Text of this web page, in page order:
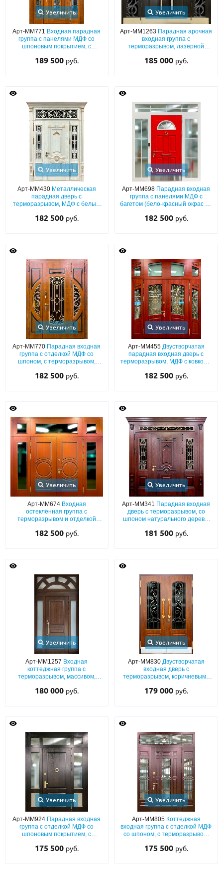
Увеличить
Арт-ММ771 Входная парадная
группа с панелями МДФ со
шпоновым покрытием, с
остеклением
189 500 руб.
Увеличить
Арт-ММ1263 Парадная арочная
входная группа с
терморазрывом, лазерной
бугельными ручками (отделка –
185 000 руб.
Увеличить
Арт-ММ430 Металлическая
парадная дверь с
терморазрывом, МДФ с белым
боковыми остекленными
182 500 руб.
Увеличить
Арт-ММ698 Парадная входная
группа с панелями МДФ с
багетом (бело-красный окрас по
кнокером и отбойником
182 500 руб.
Увеличить
Арт-ММ770 Парадная входная
группа с отделкой МДФ со
шпоном, с терморазрывом,
182 500 руб.
Увеличить
Арт-ММ455 Двустворчатая
парадная входная дверь с
терморазрывом, МДФ с ковкой и
182 500 руб.
Увеличить
Арт-ММ674 Входная
остеклённая группа с
терморазрывом и отделкой
шпонированием
182 500 руб.
Увеличить
Арт-ММ341 Парадная входная
дверь с терморазрывом, со
шпоном натурального дерева,
капителями
181 500 руб.
Увеличить
Арт-ММ1257 Входная
коттеджная группа с
терморазрывом, массивом,
180 000 руб.
Увеличить
Арт-ММ830 Двустворчатая
входная дверь с
терморазрывом, коричневыми
стеклопакетами, парадными
179 000 руб.
Увеличить
Арт-ММ924 Парадная входная
группа с отделкой МДФ со
шпоновым покрытием, с
кнокером
175 500 руб.
Увеличить
Арт-ММ805 Коттеджная
входная группа с отделкой МДФ
со шпоном, с терморазрывом,
стеклопакетами
175 500 руб.